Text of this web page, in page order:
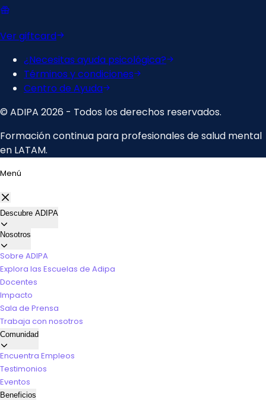
Menú
Descubre ADIPA
Nosotros
Sobre ADIPA
Explora las Escuelas de Adipa
Docentes
Impacto
Sala de Prensa
Trabaja con nosotros
Comunidad
Encuentra Empleos
Testimonios
Eventos
Beneficios